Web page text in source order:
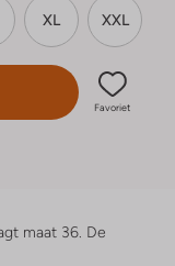
XL XXL
Favoriet
maat 36. De